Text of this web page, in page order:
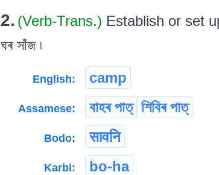
2. (Verb-Trans.) Establish or set
ঘৰ সাঁজ ৷
English: camp
Assamese: বাহৰ পাত্ শিবিৰ পাত্
Bodo: सावनि
Karbi: bo-ha